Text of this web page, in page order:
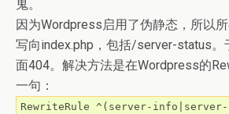
鬼。
因为Wordpress启用了伪静态，所以
写向index.php，包括/server-status。
面404。解决方法是在Wordpress的
一句：
RewriteRule ^(server-